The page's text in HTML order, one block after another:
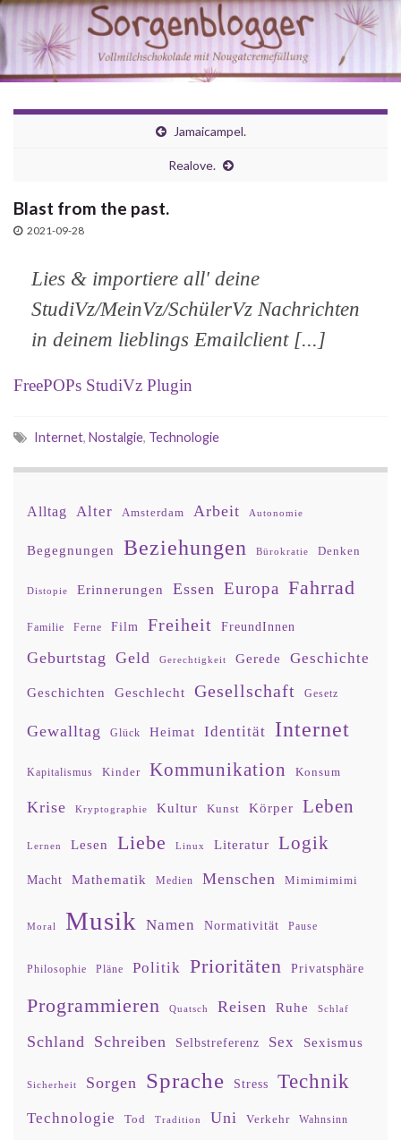
Jamaicampel.
Realove.
Blast from the past.
2021-09-28
Lies & importiere all' deine
StudiVz/MeinVz/SchülerVz Nachrichten
in deinem lieblings Emailclient [...]
FreePOPs StudiVz Plugin
Internet, Nostalgie, Technologie
Alltag Alter Amsterdam Arbeit Autonomie
Begegnungen Beziehungen Bürokratie Denken
Distopie Erinnerungen Essen Europa Fahrrad
Familie Ferne Film Freiheit FreundInnen
Geburtstag Geld Gerechtigkeit Gerede Geschichte
Geschichten Geschlecht Gesellschaft Gesetz
Gewalltag Glück Heimat Identität Internet
Kapitalismus Kinder Kommunikation Konsum
Krise Kryptographie Kultur Kunst Körper Leben
Lernen Lesen Liebe Linux Literatur Logik
Macht Mathematik Medien Menschen Mimimimimi
Moral Musik Namen Normativität Pause
Philosophie Pläne Politik Prioritäten Privatsphäre
Programmieren Quatsch Reisen Ruhe Schlaf
Schland Schreiben Selbstreferenz Sex Sexismus
Sicherheit Sorgen Sprache Stress Technik
Technologie Tod Tradition Uni Verkehr Wahnsinn